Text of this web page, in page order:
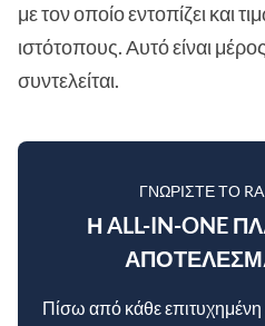
με τον οποίο εντοπίζει και
ιστότοπους. Αυτό είναι
συντελείται.
ΓΝΩΡΊΣΤΕ ΤΟ
Η ALL-IN-ONE
Πίσω από κάθε επιτυχημένη